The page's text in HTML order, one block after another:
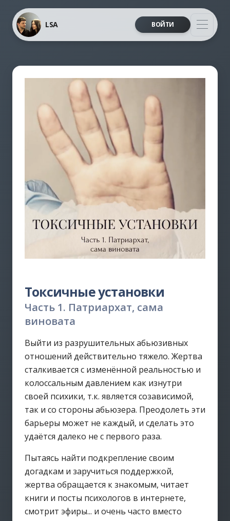
LSA ВОЙТИ
Токсичные установки
Часть 1. Патриархат, сама
виновата
Выйти из разрушительных абьюзивных
отношений действительно тяжело. Жертва
сталкивается с изменённой реальностью и
колоссальным давлением как изнутри
своей психики, т.к. является созависимой,
так и со стороны абьюзера. Преодолеть эти
барьеры может не каждый, и сделать это
удаётся далеко не с первого раза.
Пытаясь найти подкрепление своим
догадкам и заручиться поддержкой,
жертва обращается к знакомым, читает
книги и посты психологов в интернете,
смотрит эфиры... и очень часто вместо